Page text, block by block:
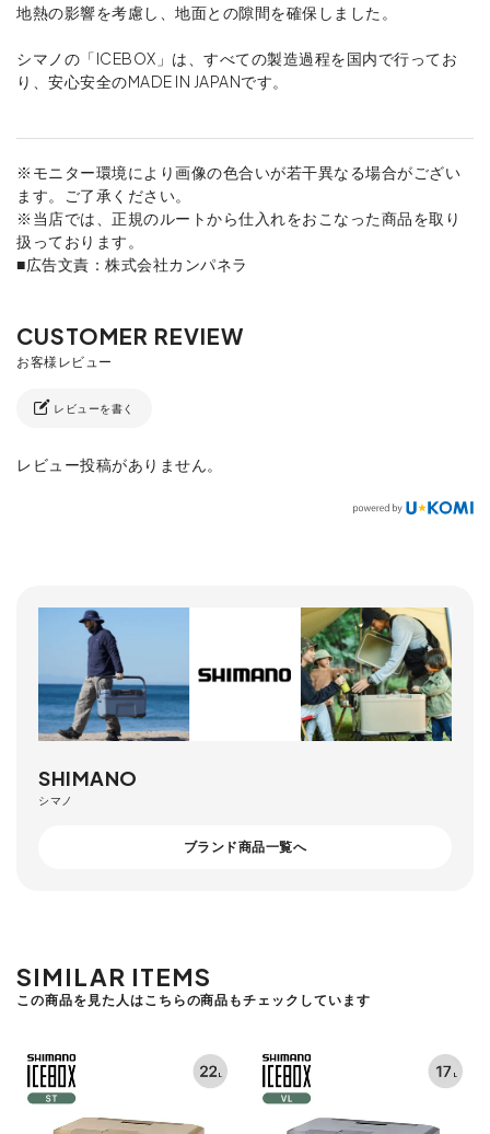
地熱の影響を考慮し、地面との隙間を確保しました。
シマノの「ICEBOX」は、すべての製造過程を国内で行ってお
り、安心安全のMADE IN JAPANです。
※モニター環境により画像の色合いが若干異なる場合がござい
ます。ご了承ください。
※当店では、正規のルートから仕入れをおこなった商品を取り
扱っております。
■広告文責：株式会社カンパネラ
レビューを書く
レビュー投稿がありません。
SHIMANO
シマノ
ブランド商品一覧へ
SIMILAR ITEMS
この商品を見た人はこちらの商品もチェックしています